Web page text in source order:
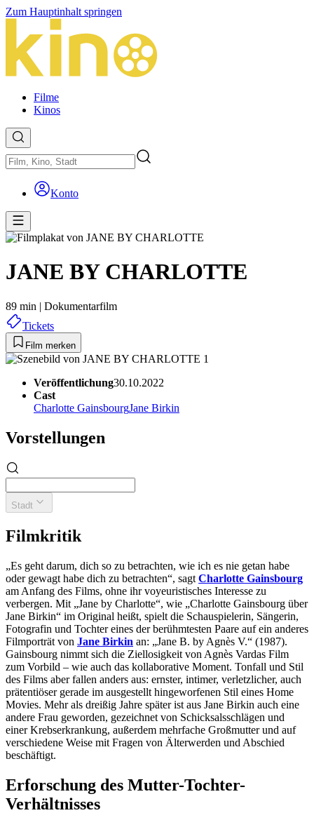
Zum Hauptinhalt springen
Filme
Kinos
Konto
JANE BY CHARLOTTE
89 min | Dokumentarfilm
Tickets
Film merken
Veröffentlichung30.10.2022
Cast
Charlotte GainsbourgJane Birkin
Vorstellungen
Stadt
Filmkritik
„Es geht darum, dich so zu betrachten, wie ich es nie getan habe
oder gewagt habe dich zu betrachten“, sagt Charlotte Gainsbourg
am Anfang des Films, ohne ihr voyeuristisches Interesse zu
verbergen. Mit „Jane by Charlotte“, wie „Charlotte Gainsbourg über
Jane Birkin“ im Original heißt, spielt die Schauspielerin, Sängerin,
Fotografin und Tochter eines der berühmtesten Paare auf ein anderes
Filmporträt von Jane Birkin an: „Jane B. by Agnès V.“ (1987).
Gainsbourg nimmt sich die Ziellosigkeit von Agnès Vardas Film
zum Vorbild – wie auch das kollaborative Moment. Tonfall und Stil
des Films aber fallen anders aus: ernster, intimer, verletzlicher, auch
prätentiöser gerade im ausgestellt hingeworfenen Stil eines Home
Movies. Mehr als dreißig Jahre später ist aus Jane Birkin auch eine
andere Frau geworden, gezeichnet von Schicksalsschlägen und
einer Krebserkrankung, außerdem mehrfache Großmutter und auf
verschiedene Weise mit Fragen von Älterwerden und Abschied
beschäftigt.
Erforschung des Mutter-Tochter-
Verhältnisses